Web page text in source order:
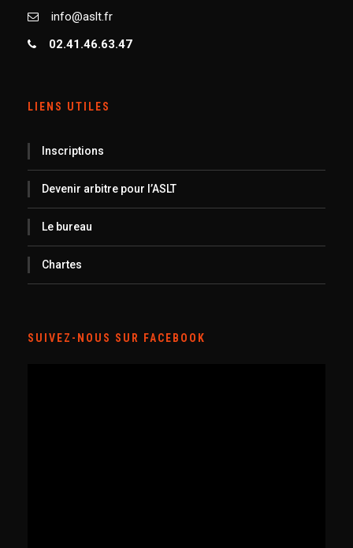
info@aslt.fr
02.41.46.63.47
LIENS UTILES
Inscriptions
Devenir arbitre pour l’ASLT
Le bureau
Chartes
SUIVEZ-NOUS SUR FACEBOOK